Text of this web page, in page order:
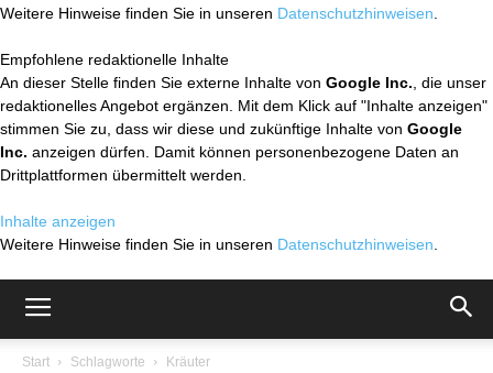
Weitere Hinweise finden Sie in unseren Datenschutzhinweisen
Empfohlene redaktionelle Inhalte
An dieser Stelle finden Sie externe Inhalte von Google Inc. , die unser
redaktionelles Angebot ergänzen. Mit dem Klick auf "Inhalte anzeigen"
stimmen Sie zu, dass wir diese und zukünftige Inhalte von Google
Inc. anzeigen dürfen. Damit können personenbezogene Daten an
Drittplattformen übermittelt werden.
Inhalte anzeigen
Weitere Hinweise finden Sie in unseren Datenschutzhinweisen
Start Schlagworte Kräuter